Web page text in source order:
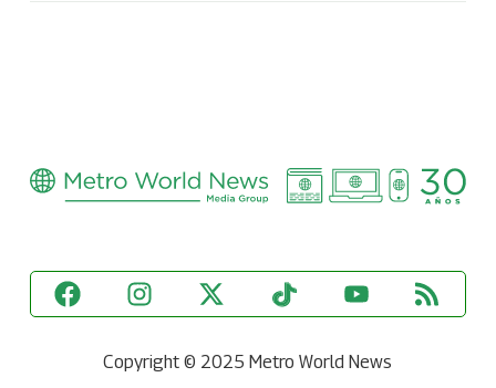
Copyright © 2025 Metro World News